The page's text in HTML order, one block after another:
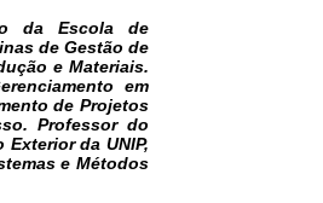
da Escola de
de Gestão de
e Materiais.
em
de Projetos
Professor do
da UNIP,
e Métodos